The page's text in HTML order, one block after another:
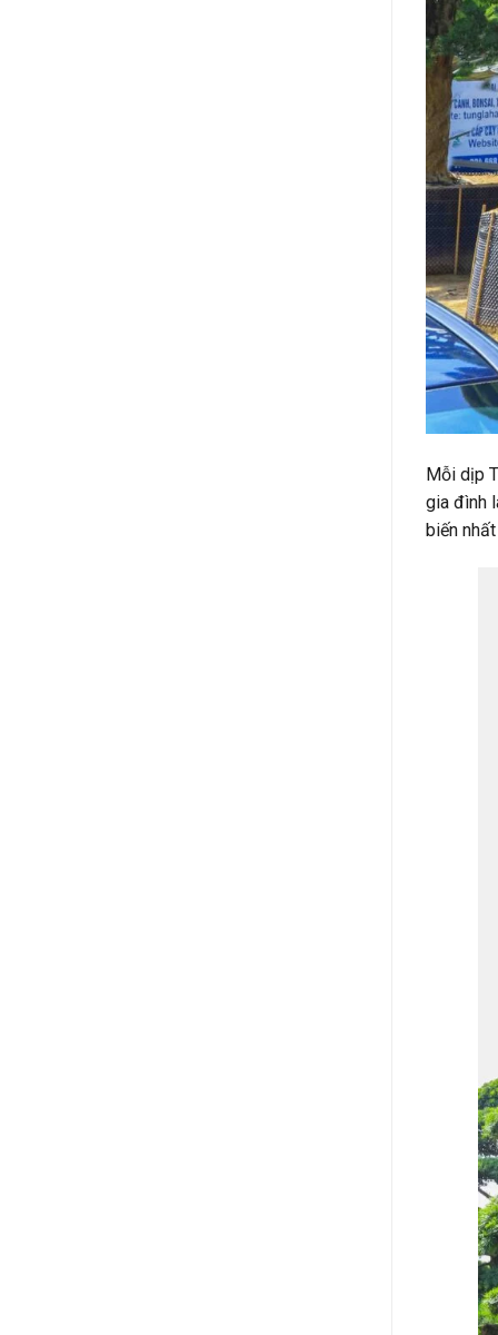
Mỗi dịp
gia đình
biến